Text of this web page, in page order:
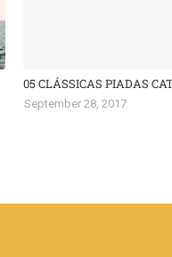
05 CLÁSSICAS PIADAS
September 28, 2017